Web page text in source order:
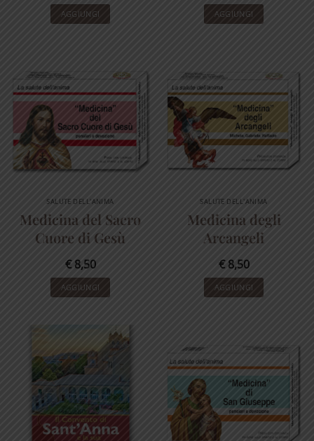
AGGIUNGI AGGIUNGI
SALUTE DELL'ANIMA
Medicina del Sacro
Cuore di Gesù
€8,50
AGGIUNGI
SALUTE DELL'ANIMA
Medicina degli
Arcangeli
€8,50
AGGIUNGI